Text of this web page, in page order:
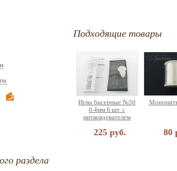
Подходящие товары
Иглы бисерные №50
0.4мм 6 шт. с
нитковдевателем
225 руб. 80
раздела